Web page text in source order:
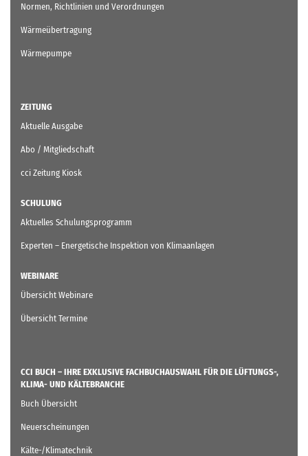
Normen, Richtlinien und Verordnungen
Wärmeübertragung
Wärmepumpe
ZEITUNG
Aktuelle Ausgabe
Abo / Mitgliedschaft
cci Zeitung Kiosk
SCHULUNG
Aktuelles Schulungsprogramm
Experten – Energetische Inspektion von Klimaanlagen
WEBINARE
Übersicht Webinare
Übersicht Termine
CCI BUCH – IHRE EXKLUSIVE FACHBUCHAUSWAHL FÜR DIE LÜFTUNGS-,
KLIMA- UND KÄLTEBRANCHE
Buch Übersicht
Neuerscheinungen
Kälte-/Klimatechnik